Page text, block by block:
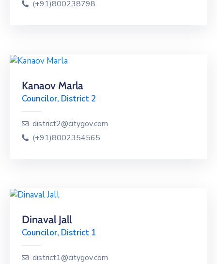
(+91)800238798
Kanaov Marla
Councilor, District 2
district2@citygov.com
(+91)8002354565
Dinaval Jall
Councilor, District 1
district1@citygov.com